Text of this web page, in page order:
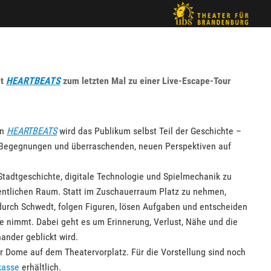
HEARTBEATSzum letzten Mal zu einer Live-Escape-Tour
HEARTBEATSwird das Publikum selbst Teil der Geschichte –
und überraschenden, neuen Perspektiven auf
digitale Technologie und Spielmechanik zu
Raum. Statt im Zuschauerraum Platz zu nehmen,
Schwedt, folgen Figuren, lösen Aufgaben und entscheiden
nimmt. Dabei geht es um Erinnerung, Verlust, Nähe und die
geblickt wird.
Dome auf dem Theatervorplatz. Für die Vorstellung sind noch
erhältlich.